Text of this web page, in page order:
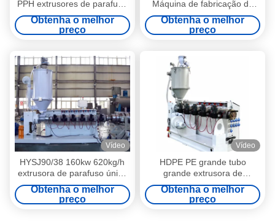
PPH extrusores de parafuso
único de plástico SJ160/28
110KW 430KW/H
Obtenha o melhor
preço
Máquina de fabricação de
tubos compostos HYSJ60/38
55kw Extrusora de parafuso
único de plástico 5 zonas de
Obtenha o melhor
preço
Vídeo
HYSJ90/38 160kw 620kg/h
extrusora de parafuso único
para folha de perfil PE PP
placa de folha de grade oca
Obtenha o melhor
preço
Vídeo
HDPE PE grande tubo
grande extrusora de
parafuso único co extrusora
máquina de extrusão única
SJ200/28 200kw com
Obtenha o melhor
preço